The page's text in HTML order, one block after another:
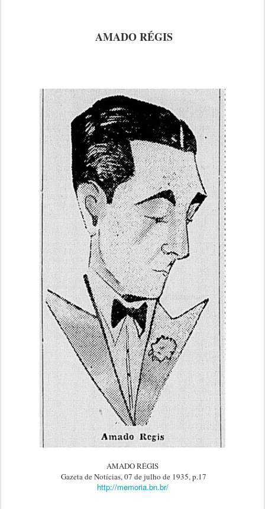
AMADO RÉGIS
AMADO RÉGIS
Gazeta de Notícias, 07 de julho de 1935, p.17
http://memoria.bn.br/